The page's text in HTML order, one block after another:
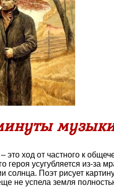
ход от частного к
усугубляется из-за
Поэт рисует
не успела земля